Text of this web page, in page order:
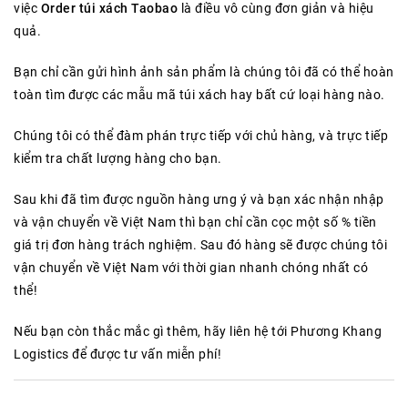
việc Order túi xách Taobao là điều vô cùng đơn giản và hiệu
quả.
Bạn chỉ cần gửi hình ảnh sản phẩm là chúng tôi đã có thể hoàn
toàn tìm được các mẫu mã túi xách hay bất cứ loại hàng nào.
Chúng tôi có thể đàm phán trực tiếp với chủ hàng, và trực tiếp
kiểm tra chất lượng hàng cho bạn.
Sau khi đã tìm được nguồn hàng ưng ý và bạn xác nhận nhập
và vận chuyển về Việt Nam thì bạn chỉ cần cọc một số % tiền
giá trị đơn hàng trách nghiệm. Sau đó hàng sẽ được chúng tôi
vận chuyển về Việt Nam với thời gian nhanh chóng nhất có
thể!
Nếu bạn còn thắc mắc gì thêm, hãy liên hệ tới Phương Khang
Logistics để được tư vấn miễn phí!